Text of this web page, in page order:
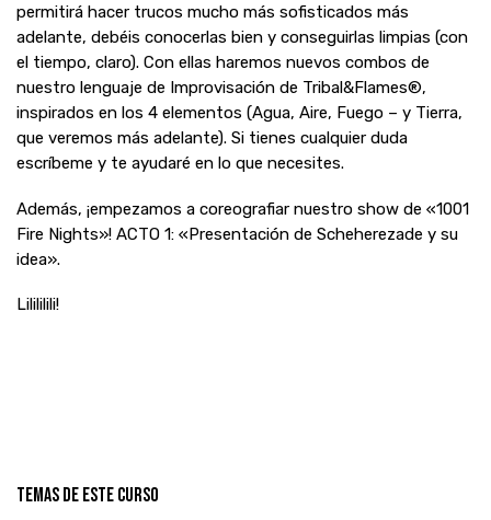
permitirá hacer trucos mucho más sofisticados más
adelante, debéis conocerlas bien y conseguirlas limpias (con
el tiempo, claro). Con ellas haremos nuevos combos de
nuestro lenguaje de Improvisación de Tribal&Flames®,
inspirados en los 4 elementos (Agua, Aire, Fuego – y Tierra,
que veremos más adelante). Si tienes cualquier duda
escríbeme y te ayudaré en lo que necesites.
Además, ¡empezamos a coreografiar nuestro show de «1001
Fire Nights»! ACTO 1: «Presentación de Scheherezade y su
idea».
Lilililili!
Temas de este curso